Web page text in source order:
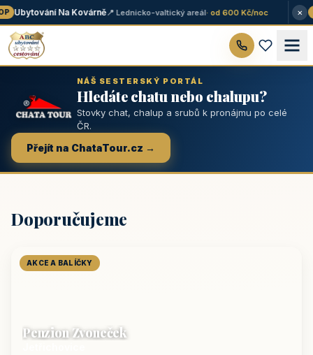
Ubytování Na Kovárně📍 Lednicko-valtický areál· od 600 Kč/noc ★
×
NÁŠ SESTERSKÝ PORTÁL
Hledáte chatu nebo chalupu?
Stovky chat, chalup a srubů k pronájmu po celé
ČR.
Přejít na ChataTour.cz →
Doporučujeme
AKCE A BALÍČKY
Penzion Zvoneček